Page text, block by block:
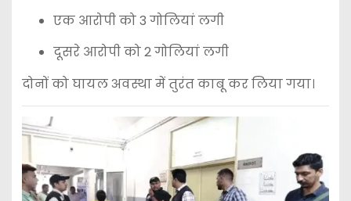
एक आरोपी को 3 गोलियां लगी
दूसरे आरोपी को 2 गोलियां लगी
दोनों को घायल अवस्था में तुरंत काबू कर लिया गया।